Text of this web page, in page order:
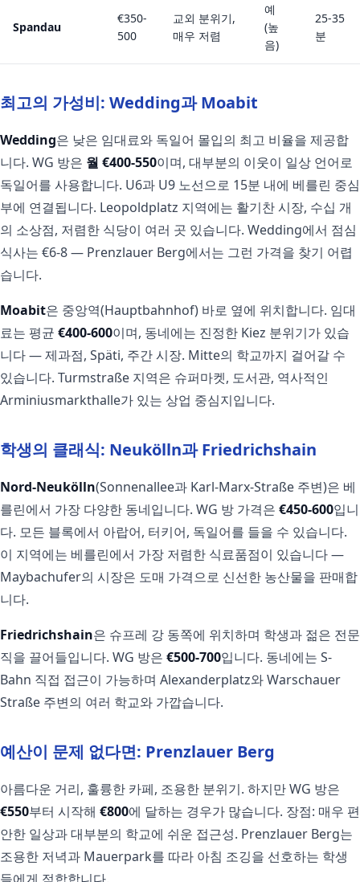
Spandau
€350-
500
교외 분위기,
매우 저렴
예
(높
음)
25-35
분
최고의 가성비: Wedding과 Moabit
Wedding은 낮은 임대료와 독일어 몰입의 최고 비율을 제공합
니다. WG 방은 월 €400-550이며, 대부분의 이웃이 일상 언어로
독일어를 사용합니다. U6과 U9 노선으로 15분 내에 베를린 중심
부에 연결됩니다. Leopoldplatz 지역에는 활기찬 시장, 수십 개
의 소상점, 저렴한 식당이 여러 곳 있습니다. Wedding에서 점심
식사는 €6-8 — Prenzlauer Berg에서는 그런 가격을 찾기 어렵
습니다.
Moabit은 중앙역(Hauptbahnhof) 바로 옆에 위치합니다. 임대
료는 평균 €400-600이며, 동네에는 진정한 Kiez 분위기가 있습
니다 — 제과점, Späti, 주간 시장. Mitte의 학교까지 걸어갈 수
있습니다. Turmstraße 지역은 슈퍼마켓, 도서관, 역사적인
Arminiusmarkthalle가 있는 상업 중심지입니다.
학생의 클래식: Neukölln과 Friedrichshain
Nord-Neukölln(Sonnenallee과 Karl-Marx-Straße 주변)은 베
를린에서 가장 다양한 동네입니다. WG 방 가격은 €450-600입니
다. 모든 블록에서 아랍어, 터키어, 독일어를 들을 수 있습니다.
이 지역에는 베를린에서 가장 저렴한 식료품점이 있습니다 —
Maybachufer의 시장은 도매 가격으로 신선한 농산물을 판매합
니다.
Friedrichshain은 슈프레 강 동쪽에 위치하며 학생과 젊은 전문
직을 끌어들입니다. WG 방은 €500-700입니다. 동네에는 S-
Bahn 직접 접근이 가능하며 Alexanderplatz와 Warschauer
Straße 주변의 여러 학교와 가깝습니다.
예산이 문제 없다면: Prenzlauer Berg
아름다운 거리, 훌륭한 카페, 조용한 분위기. 하지만 WG 방은
€550부터 시작해 €800에 달하는 경우가 많습니다. 장점: 매우 편
안한 일상과 대부분의 학교에 쉬운 접근성. Prenzlauer Berg는
조용한 저녁과 Mauerpark를 따라 아침 조깅을 선호하는 학생